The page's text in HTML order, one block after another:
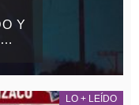
Y
LO + LEÍDO